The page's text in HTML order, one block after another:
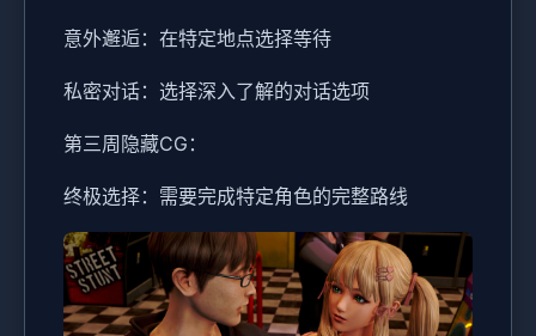
意外邂逅：在特定地点选择等待
私密对话：选择深入了解的对话选项
第三周隐藏CG：
终极选择：需要完成特定角色的完整路线